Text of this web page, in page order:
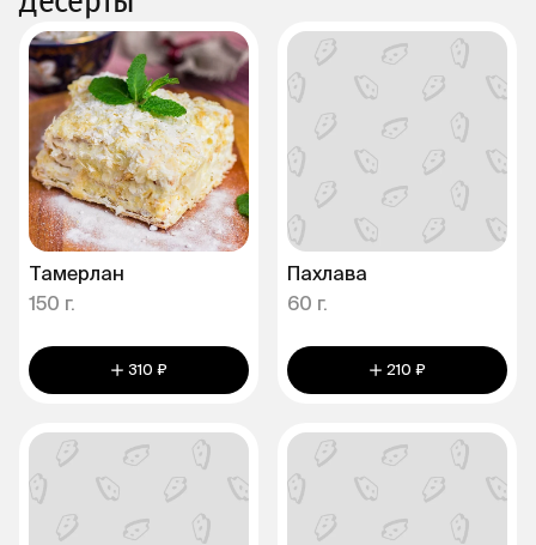
Тамерлан
150 г.
310 ₽
Пахлава
60 г.
210 ₽